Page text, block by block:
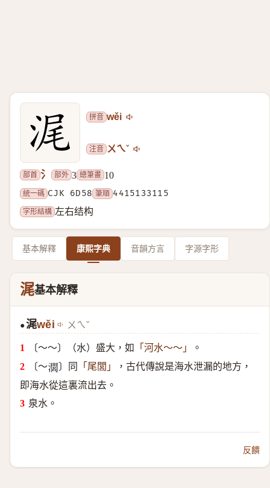
拼音 wěi
注音 ㄨㄟˇ
部首 氵 部外 3 總筆畫 10
統一碼 CJK 6D58 筆順 4415133115
字形結構 左右结构
基本解釋 康熙字典 音韻方言 字源字形
浘基本解釋
●浘wěi ㄨㄟˇ
〔～～〕（水）盛大，如 「河水～～」
。
〔～𤁵 〕同 「尾閭」
，古代傳說是海水泄漏的地方，
即海水從這裏流出去。
泉水。
反饋